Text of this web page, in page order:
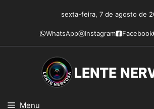
conteúdo
sexta-feira, 7 de agosto de
WhatsApp Instagram Facebook
Menu